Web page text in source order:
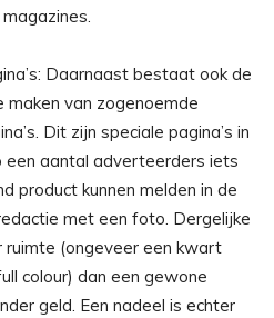
Daarnaast bestaat ook de
maken van zogenoemde
Dit zijn speciale pagina’s in
een aantal adverteerders iets
product kunnen melden in de
met een foto. Dergelijke
ruimte (ongeveer een kwart
colour) dan een gewone
geld. Een nadeel is echter